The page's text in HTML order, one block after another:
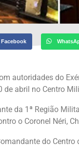
Facebook
autoridades do
abril no Centro
da 1ª Região
o Coronel Néri,
do